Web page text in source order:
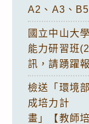
A2、A3、
國立中山大
能力研習班
訊，請踴躍
檢送「環境
成培力計
畫」【教師